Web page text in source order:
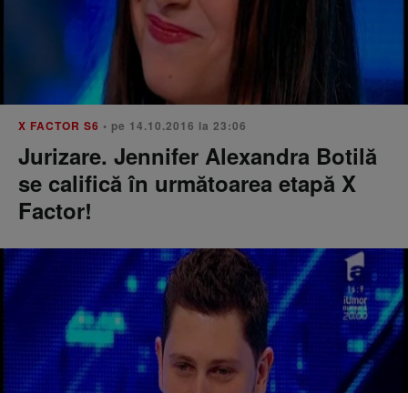
X FACTOR S6 • pe 14.10.2016 la 23:06
Jurizare. Jennifer Alexandra Botilă
se califică în următoarea etapă X
Factor!